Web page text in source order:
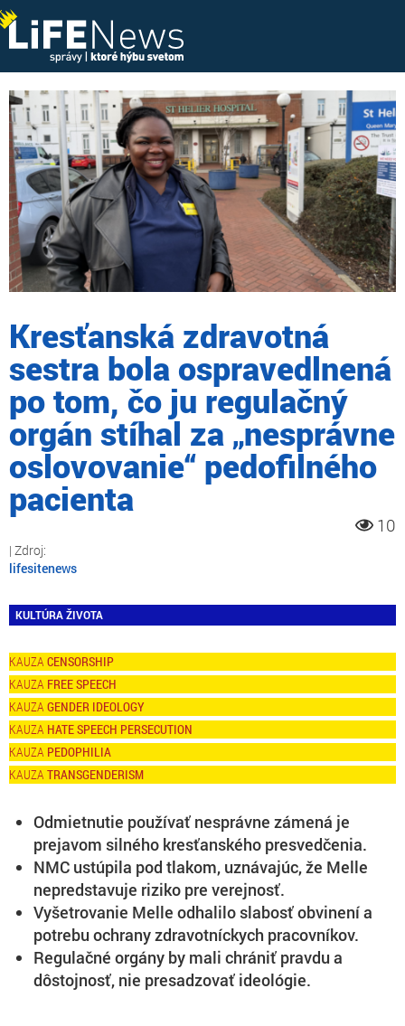
Kresťanská zdravotná
sestra bola ospravedlnená
po tom, čo ju regulačný
orgán stíhal za „nesprávne
oslovovanie“ pedofilného
pacienta
10
lifesitenews
KULTÚRA ŽIVOTA
CENSORSHIP
FREE SPEECH
GENDER IDEOLOGY
HATE SPEECH PERSECUTION
PEDOPHILIA
TRANSGENDERISM
Odmietnutie používať nesprávne zámená je
prejavom silného kresťanského presvedčenia.
NMC ustúpila pod tlakom, uznávajúc, že Melle
nepredstavuje riziko pre verejnosť.
Vyšetrovanie Melle odhalilo slabosť obvinení a
potrebu ochrany zdravotníckych pracovníkov.
Regulačné orgány by mali chrániť pravdu a
dôstojnosť, nie presadzovať ideológie.